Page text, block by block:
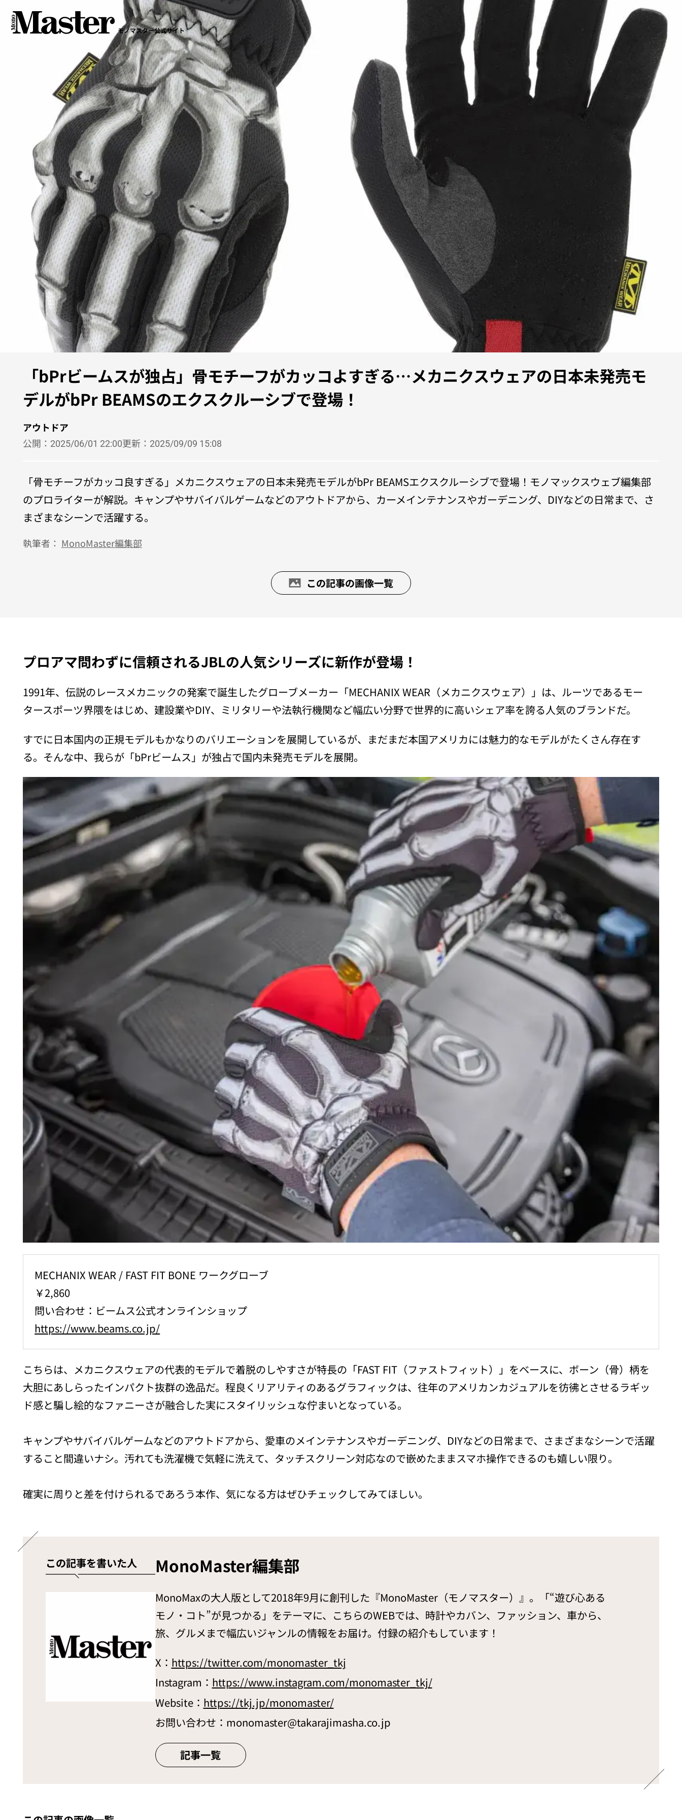
モノマスター公式サイト
「bPrビームスが独占」骨モチーフがカッコよすぎる…メカニクスウェアの日本未発売モ
デルがbPr BEAMSのエクスクルーシブで登場！
アウトドア
公開： 2025/06/01 22:00更新： 2025/09/09 15:08
「骨モチーフがカッコ良すぎる」メカニクスウェアの日本未発売モデルがbPr BEAMSエクスクルーシブで登場！モノマックスウェブ編集部
のプロライターが解説。キャンプやサバイバルゲームなどのアウトドアから、カーメインテナンスやガーデニング、DIYなどの日常まで、さ
まざまなシーンで活躍する。
執筆者： MonoMaster編集部
この記事の画像一覧
プロアマ問わずに信頼されるJBLの人気シリーズに新作が登場！
1991年、伝説のレースメカニックの発案で誕生したグローブメーカー「MECHANIX WEAR（メカニクスウェア）」は、ルーツであるモー
タースポーツ界隈をはじめ、建設業やDIY、ミリタリーや法執行機関など幅広い分野で世界的に高いシェア率を誇る人気のブランドだ。
すでに日本国内の正規モデルもかなりのバリエーションを展開しているが、まだまだ本国アメリカには魅力的なモデルがたくさん存在す
る。そんな中、我らが「bPrビームス」が独占で国内未発売モデルを展開。
MECHANIX WEAR / FAST FIT BONE ワークグローブ
￥2,860
問い合わせ：ビームス公式オンラインショップ
https://www.beams.co.jp/
こちらは、メカニクスウェアの代表的モデルで着脱のしやすさが特長の「FAST FIT（ファストフィット）」をベースに、ボーン（骨）柄を
大胆にあしらったインパクト抜群の逸品だ。程良くリアリティのあるグラフィックは、往年のアメリカンカジュアルを彷彿とさせるラギッ
ド感と騙し絵的なファニーさが融合した実にスタイリッシュな佇まいとなっている。
キャンプやサバイバルゲームなどのアウトドアから、愛車のメインテナンスやガーデニング、DIYなどの日常まで、さまざまなシーンで活躍
すること間違いナシ。汚れても洗濯機で気軽に洗えて、タッチスクリーン対応なので嵌めたままスマホ操作できるのも嬉しい限り。
確実に周りと差を付けられるであろう本作、気になる方はぜひチェックしてみてほしい。
この記事を書いた人 MonoMaster編集部
MonoMaxの大人版として2018年9月に創刊した『MonoMaster（モノマスター）』。「“遊び心ある
モノ・コト”が見つかる」をテーマに、こちらのWEBでは、時計やカバン、ファッション、車から、
旅、グルメまで幅広いジャンルの情報をお届け。付録の紹介もしています！
X： https://twitter.com/monomaster_tkj
Instagram： https://www.instagram.com/monomaster_tkj/
Website： https://tkj.jp/monomaster/
お問い合わせ：monomaster@takarajimasha.co.jp
記事一覧